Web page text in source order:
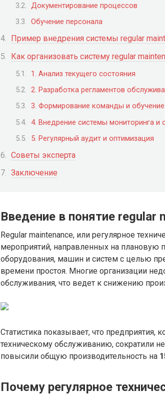
Документирование процессов
Обучение персонала
Пример внедрения системы regular
Как организовать систему regular
1. Анализ текущего состояния
2. Разработка регламентов
3. Формирование команды и обучение
4. Внедрение системы мониторинга и
5. Регулярный аудит и оптимизация
Советы эксперта
Заключение
Введение в понятие regular
Regular maintenance, или регулярное
мероприятий, направленных на плановую
оборудования, машин и систем с целью
времени простоя. Многие организации
обслуживания, что ведет к снижению
Статистика показывает, что
техническому обслуживанию, сократили
повысили общую производительность на
Почему регулярное